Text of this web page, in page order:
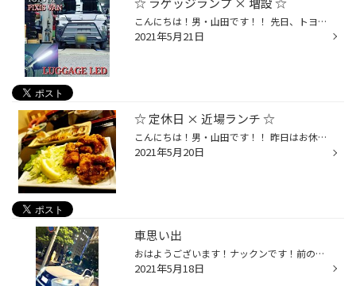
こんにちは！男・山田です！！ 先日、トヨタ ピクシス バンの 【 ラゲッジランプ増設 】 をさせて頂きました☆(^^)/ 『 純正のラゲッジランプが暗すぎる。。』 とのご相談を頂き、 左右上部に面発光ＬＥＤを増設させて頂きました☆(^^)v 違いは歴然！点灯させればほぼ昼間!!!笑 今回はオーナー様のご...
2021年5月21日
☆ 定休日 × 近場ランチ ☆
こんにちは！男・山田です！！ 昨日はお休みを頂いておりましたので、 江戸川区 船堀駅より徒歩５分！ 【 船堀食堂 百味家 】 さんでお昼ご飯を頂きました☆(^^)/ ズラリと並べられたおかずの中から " 自分好みの定食 " を作れるスタイル!! 今回は...☆☆ 男 → 鶏の唐揚げ&鯖の塩焼き定食 嫁さん → 牛...
2021年5月20日
車思い出
おはようございます！ナックンです！前の投稿で写っていましたISちゃんですが、納車してから今日でちょうど一年が経ちました！！もう一年か～、、と思いつつ、たくさんの思い出も出来ました！いろんな所に写真を撮りに行ったり、コツコツお金を貯めてカスタムしました。その一部を写真に載せます！ ...
2021年5月18日